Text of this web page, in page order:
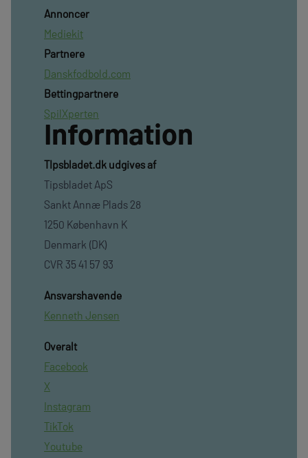
Annoncer
Mediekit
Partnere
Danskfodbold.com
Bettingpartnere
SpilXperten
Information
TIpsbladet.dk udgives af
Tipsbladet ApS
Sankt Annæ Plads 28
1250 København K
Denmark (DK)
CVR 35 41 57 93
Ansvarshavende
Kenneth Jensen
Overalt
Facebook
X
Instagram
TikTok
Youtube